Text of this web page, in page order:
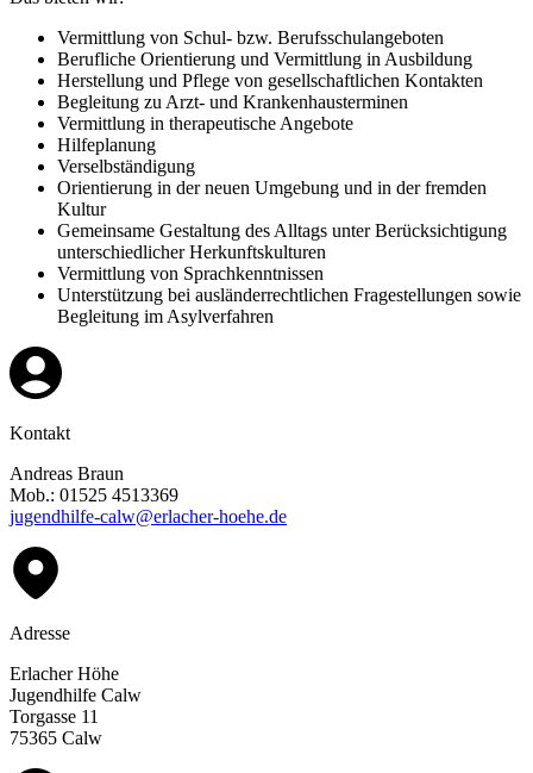
Vermittlung von Schul- bzw. Berufsschulangeboten
Berufliche Orientierung und Vermittlung in Ausbildung
Herstellung und Pflege von gesellschaftlichen Kontakten
Begleitung zu Arzt- und Krankenhausterminen
Vermittlung in therapeutische Angebote
Hilfeplanung
Verselbständigung
Orientierung in der neuen Umgebung und in der fremden
Kultur
Gemeinsame Gestaltung des Alltags unter Berücksichtigung
unterschiedlicher Herkunftskulturen
Vermittlung von Sprachkenntnissen
Unterstützung bei ausländerrechtlichen Fragestellungen sowie
Begleitung im Asylverfahren
Kontakt
Andreas Braun
Mob.: 01525 4513369
jugendhilfe-calw@erlacher-hoehe.de
Adresse
Erlacher Höhe
Jugendhilfe Calw
Torgasse 11
75365 Calw